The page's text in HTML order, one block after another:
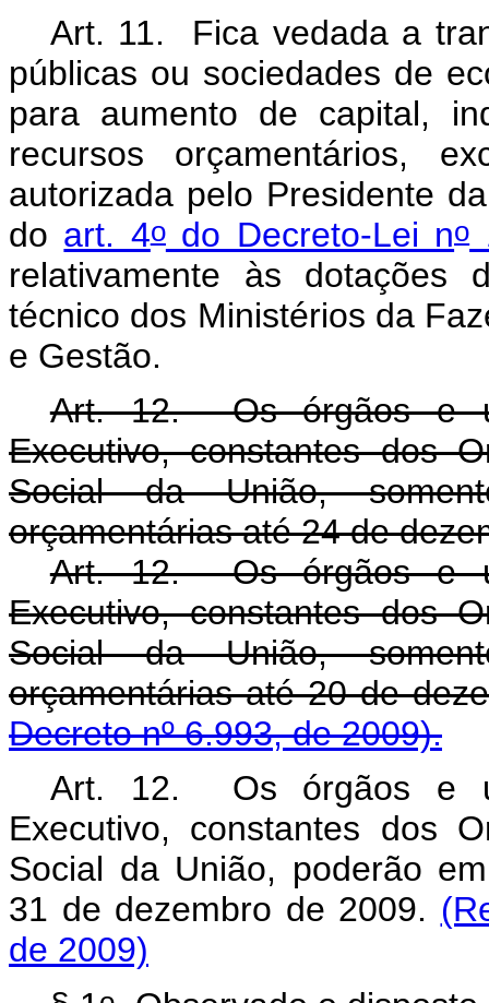
Art. 11. Fica vedada a
públicas ou sociedades de
para aumento de capital,
recursos orçamentários,
autorizada pelo Presidente
do art. 4odo Decreto-Lei no
relativamente às dotações
técnico dos Ministérios da
e Gestão.
Art. 12. Os órgãos e
Executivo, constantes dos
Social da União,
orçamentárias até 24 de
Art. 12. Os órgãos e
Executivo, constantes dos
Social da União,
orçamentárias até 20 de
Decreto nº 6.993, de 2009).
Art. 12. Os órgãos e
Executivo, constantes dos
Social da União, poderão
31 de dezembro de 2009.
de 2009)